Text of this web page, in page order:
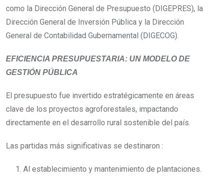
como la Dirección General de Presupuesto (DIGEPRES), la
Dirección General de Inversión Pública y la Dirección
General de Contabilidad Gubernamental (DIGECOG).
EFICIENCIA PRESUPUESTARIA: UN MODELO DE
GESTIÓN PÚBLICA
El presupuesto fue invertido estratégicamente en áreas
clave de los proyectos agroforestales, impactando
directamente en el desarrollo rural sostenible del país.
Las partidas más significativas se destinaron :
Al establecimiento y mantenimiento de plantaciones.